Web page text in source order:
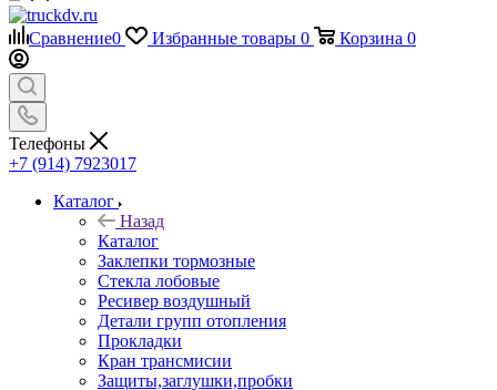
Сравнение0 Избранные товары 0 Корзина 0
Телефоны
+7 (914) 7923017
Каталог
Назад
Каталог
Заклепки тормозные
Стекла лобовые
Ресивер воздушный
Детали групп отопления
Прокладки
Кран трансмисии
Защиты,заглушки,пробки